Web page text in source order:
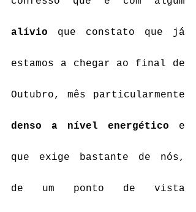
alívio que constato que já
estamos a chegar ao final de
denso a nível energético e
que exige bastante de nós,